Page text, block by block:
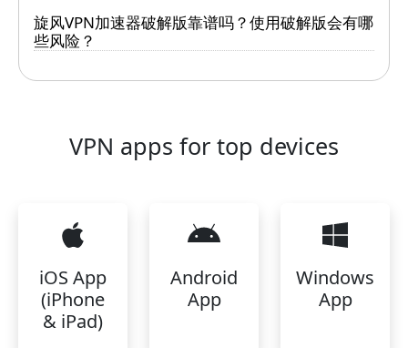
VPN apps for top devices
iOS App
(iPhone
& iPad)
Android
App
Windows
App
旋风VPN加速器破解版靠谱吗？使用破解版会有哪
些风险？